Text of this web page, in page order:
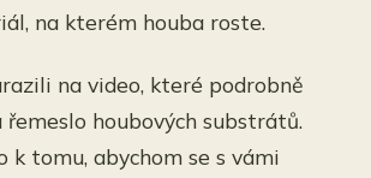
na kterém houba roste.
na video, které podrobně
houbových substrátů.
k tomu, abychom se s vámi